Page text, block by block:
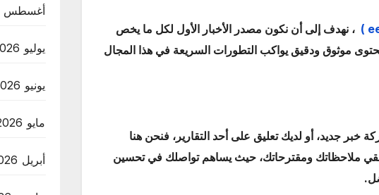
، نهدف إلى أن نكون مصدر الأخبار الأول لكل ما يخص
موثوق ودقيق يواكب التطورات السريعة في هذا المجال
خبر جديد، أو لديك تعليق على أحد التقارير، فنحن هنا
ملاحظاتك ومقترحاتك، حيث يساهم تواصلك في تحسين
أغسطس 2026
يوليو 2026
يونيو 2026
مايو 2026
أبريل 2026